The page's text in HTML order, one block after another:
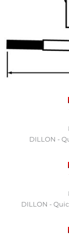
DILLON -
DILLON -